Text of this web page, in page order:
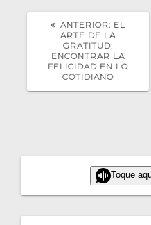
ANTERIOR: POST
EL
ARTE DE LA
GRATITUD:
ENCONTRAR LA
FELICIDAD EN LO
COTIDIANO
Toque